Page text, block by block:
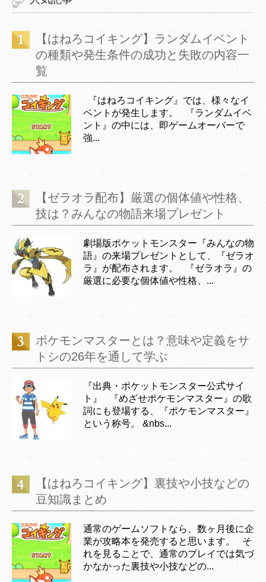
【はねろコイキング】ランダムイベント
の種類や発生条件の成功と失敗の内容一
覧
『はねろコイキング』では、様々なイ
ベントが発生します。 『ランダムイベ
ント』の中には、即ゲームオーバーで
強...
【ゼラオラ配布】厳選の個体値や性格、
技は？みんなの物語来場プレゼント
劇場版ポケットモンスター『みんなの物
語』の来場プレゼントとして、『ゼラオ
ラ』が配布されます。 『ゼラオラ』の
厳選に必要な個体値や性格、...
ポケモンマスターとは？意味や定義をサ
トシの26年を通して学ぶ
『出典・ポケットモンスター公式サイ
ト』 『めざせポケモンマスター』の歌
詞にも登場する、『ポケモンマスター』
という称号。 &nbs...
【はねろコイキング】裏技や小技などの
豆知識まとめ
通常のゲームソフトなら、数ヶ月後に企
業が攻略本を発売すると思います。 そ
れを見ることで、通常のプレイでは気づ
かなかった裏技や小技などの...